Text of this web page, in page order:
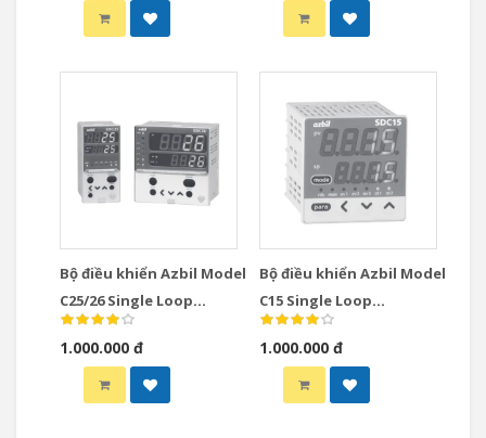
Bộ điều khiển Azbil Model
C25/26 Single Loop
Controllers
1.000.000 đ
Bộ điều khiển Azbil Model
C15 Single Loop
Controllers
1.000.000 đ